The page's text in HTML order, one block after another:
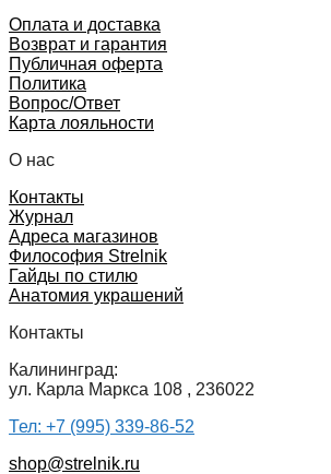
Оплата и доставка
Возврат и гарантия
Публичная оферта
Политика
Вопрос/Ответ
Карта лояльности
О нас
Контакты
Журнал
Адреса магазинов
Философия Strelnik
Гайды по стилю
Анатомия украшений
Контакты
Калининград:
ул. Карла Маркса 108 , 236022
Тел: +7 (995) 339-86-52
shop@strelnik.ru